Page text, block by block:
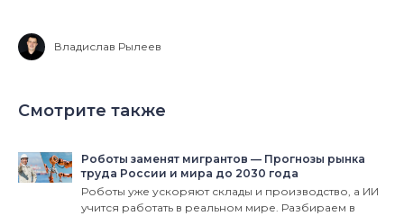
Владислав Рылеев
Смотрите также
Роботы заменят мигрантов — Прогнозы рынка
труда России и мира до 2030 года
Роботы уже ускоряют склады и производство, а ИИ
учится работать в реальном мире. Разбираем в